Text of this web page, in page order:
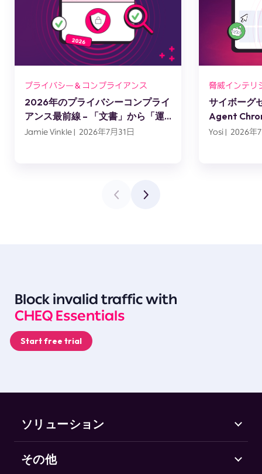
プライバシー＆コンプライアンス
2026年のプライバシーコンプライ
アンス最前線 – 「文書」から「運
用」へ
Jamie Vinkle | 2026年7月31日
脅威インテリ
サイボーグ
Agent
スエンジニ
Yosi | 2026年
Block invalid traffic with
CHEQ Essentials
Start free trial
ソリューション
Marketing Security
その他